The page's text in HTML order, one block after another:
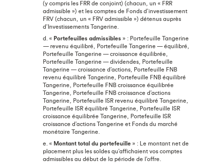
(y compris les FRR de conjoint) (chacun, un « FRR
admissible ») et les comptes de Fonds d’investissement
FRV (chacun, un « FRV admissible ») détenus auprès
d’Investissements Tangerine.
d. « Portefeuilles admissibles » : Portefeuille Tangerine
— revenu équilibré, Portefeuille Tangerine — équilibré,
Portefeuille Tangerine — croissance équilibrée,
Portefeuille Tangerine — dividendes, Portefeuille
Tangerine — croissance d’actions, Portefeuille FNB
revenu équilibré Tangerine, Portefeuille FNB équilibré
Tangerine, Portefeuille FNB croissance équilibrée
Tangerine, Portefeuille FNB croissance d’actions
Tangerine, Portefeuille ISR revenu équilibré Tangerine,
Portefeuille ISR équilibré Tangerine, Portefeuille ISR
croissance équilibrée Tangerine, Portefeuille ISR
croissance d’actions Tangerine et Fonds du marché
monétaire Tangerine.
e. « Montant total du portefeuille » : Le montant net de
placement plus les soldes qu’affichaient vos comptes
admissibles au début de la période de l’offre.